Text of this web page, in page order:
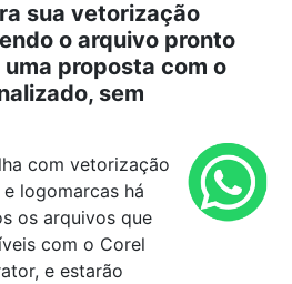
sua vetorização
o arquivo pronto
proposta com o
sem
com vetorização
logomarcas há
os arquivos que
com o Corel
e estarão